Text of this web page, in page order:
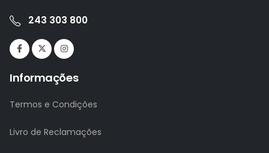
243 303 800
Informações
Termos e Condições
Livro de Reclamações